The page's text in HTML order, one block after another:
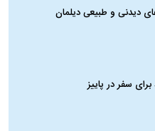
دیدنی و طبیعی دیلمان
سفر در پاییز